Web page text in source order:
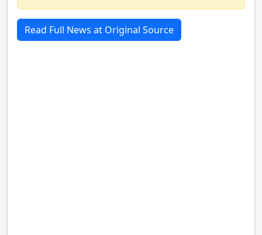
Read Full News at Original Source